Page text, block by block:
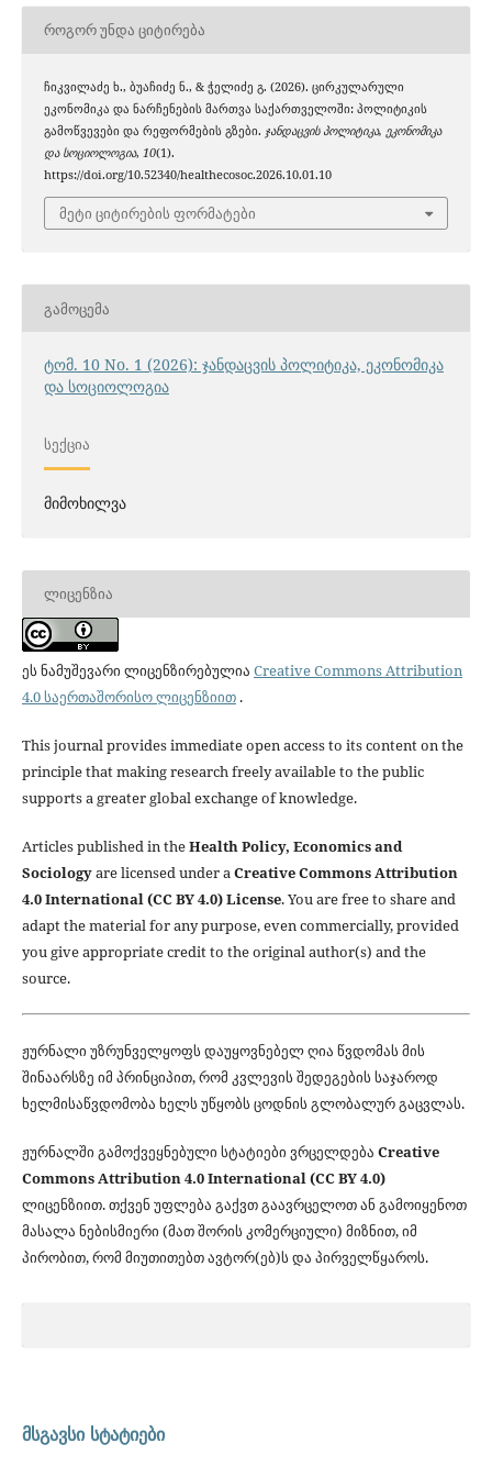
ᲠᲝᲒᲝᲠ ᲣᲜᲓᲐ ᲪᲘᲢᲘᲠᲔᲑᲐ
ჩიკვილაძე ხ., ბუაჩიძე ნ., & ჭელიძე გ. (2026). ცირკულარული
ეკონომიკა და ნარჩენების მართვა საქართველოში: პოლიტიკის
გამოწვევები და რეფორმების გზები. ჯანდაცვის პოლიტიკა, ეკონომიკა
და სოციოლოგია, 10(1).
https://doi.org/10.52340/healthecosoc.2026.10.01.10
მეტი ციტირების ფორმატები
ᲒᲐᲛᲝᲪᲔᲛᲐ
ტომ. 10 No. 1 (2026): ჯანდაცვის პოლიტიკა, ეკონომიკა
და სოციოლოგია
ᲡᲔᲥᲪᲘᲐ
მიმოხილვა
ᲚᲘᲪᲔᲜᲖᲘᲐ
ეს ნამუშევარი ლიცენზირებულია Creative Commons Attribution
4.0 საერთაშორისო ლიცენზიით.
This journal provides immediate open access to its content on the
principle that making research freely available to the public
supports a greater global exchange of knowledge.
Articles published in theHealth Policy, Economics and
Sociologyare licensed under a Creative Commons Attribution
4.0 International (CC BY 4.0) License. You are free to share and
adapt the material for any purpose, even commercially, provided
you give appropriate credit to the original author(s) and the
source.
ჟურნალი უზრუნველყოფს დაუყოვნებელ ღია წვდომას მის
შინაარსზე იმ პრინციპით, რომ კვლევის შედეგების საჯაროდ
ხელმისაწვდომობა ხელს უწყობს ცოდნის გლობალურ გაცვლას.
ჟურნალში გამოქვეყნებული სტატიები ვრცელდება Creative
Commons Attribution 4.0 International (CC BY 4.0)
ლიცენზიით. თქვენ უფლება გაქვთ გაავრცელოთ ან გამოიყენოთ
მასალა ნებისმიერი (მათ შორის კომერციული) მიზნით, იმ
პირობით, რომ მიუთითებთ ავტორ(ებ)ს და პირველწყაროს.
მსგავსი სტატიები